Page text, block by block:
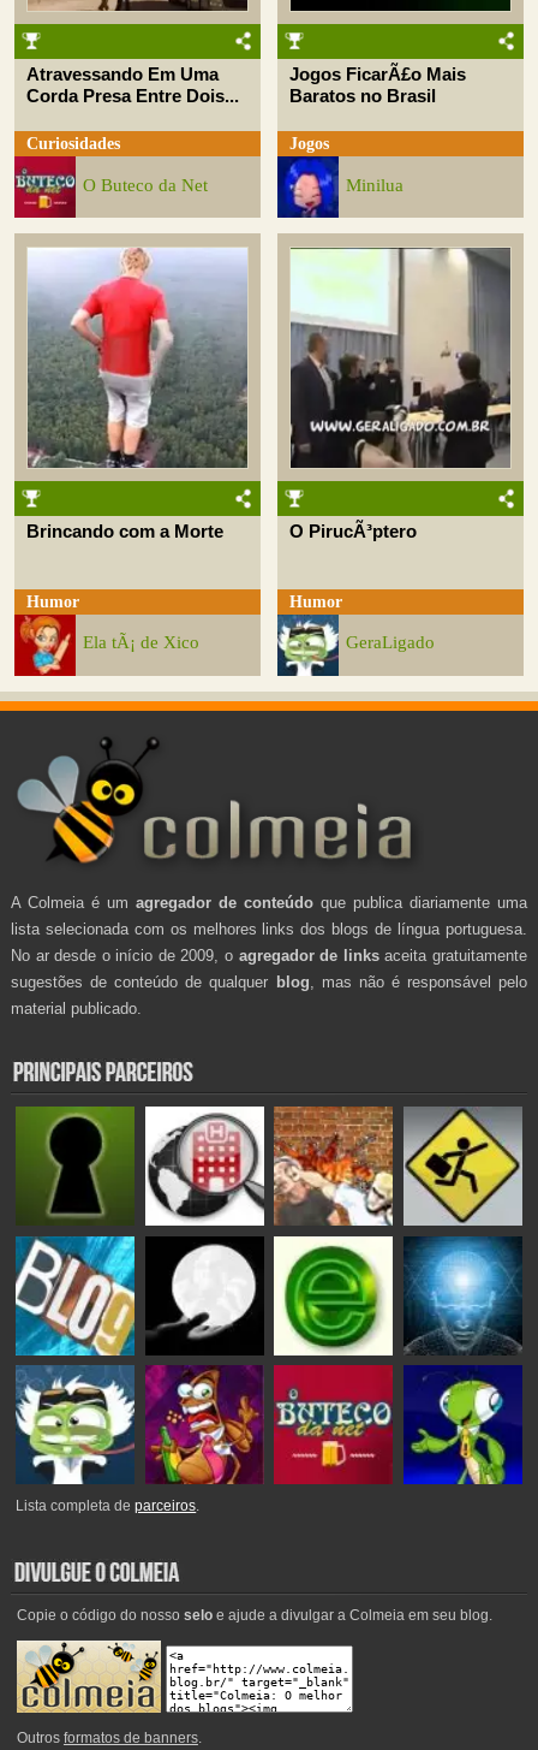
Atravessando Em Uma
Corda Presa Entre Dois...
Curiosidades
O Buteco da Net
Jogos FicarÃ£o Mais
Baratos no Brasil
Jogos
Minilua
Brincando com a Morte
Humor
Ela tÃ¡ de Xico
O PirucÃ³ptero
Humor
GeraLigado
A Colmeia é um agregador de conteúdo que publica diariamente uma
lista selecionada com os melhores links dos blogs de língua portuguesa.
No ar desde o início de 2009, o agregador de linksaceita gratuitamente
sugestões de conteúdo de qualquer blog , mas não é responsável pelo
material publicado.
Lista completa deparceiros.
Copie o código do nosso seloe ajude a divulgar a Colmeia em seu blog.
Outros formatos de banners.